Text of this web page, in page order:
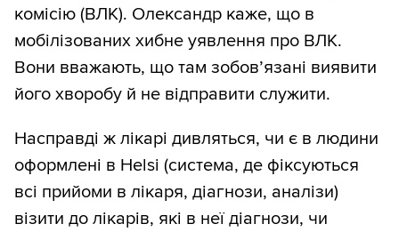
комісію (ВЛК). Олександр каже, що в
мобілізованих хибне уявлення про ВЛК.
Вони вважають, що там зобов’язані виявити
його хворобу й не відправити служити.
Насправді ж лікарі дивляться, чи є в людини
оформлені в Helsi (система, де фіксуються
всі прийоми в лікаря, діагнози, аналізи)
візити до лікарів, які в неї діагнози, чи